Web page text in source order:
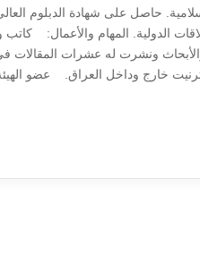
حاصل على شهادة الدبلوم
الدولية. المهام والأعمال:
ونشرت له عشرات المقالات
خارج وداخل العراق. عضو الهيئة